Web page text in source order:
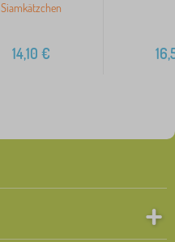
Siamkätzchen
14,10 €